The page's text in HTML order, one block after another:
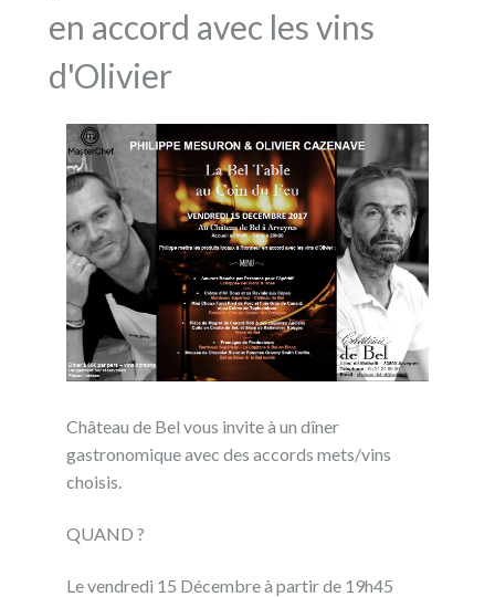
en accord avec les vins
d'Olivier
Château de Bel vous invite à un dîner
gastronomique avec des accords mets/vins
choisis.
QUAND ?
Le vendredi 15 Décembre à partir de 19h45